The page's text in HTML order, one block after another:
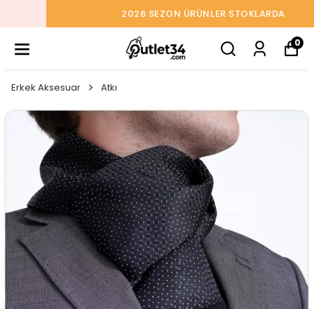
2026 SEZON ÜRÜNLER STOKLARDA
0
Erkek Aksesuar Atkı